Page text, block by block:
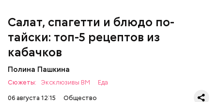
Салат, спагетти и блюдо по-
тайски: топ-5 рецептов из
кабачков
Полина Пашкина
Сюжеты: Эксклюзивы ВМ
Еда
06 августа 12:15
Общество
Однако диетолог предупредила: не для всех дыня
может быть полезна. В первую очередь ее стоит
есть с осторожностью людям: